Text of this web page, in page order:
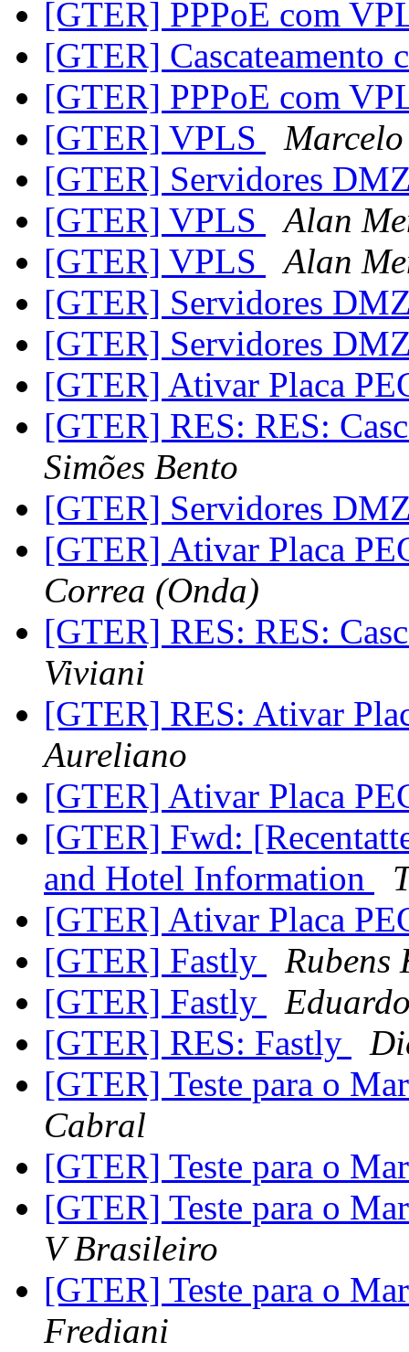
[GTER] PPPoE com
[GTER] Cascateamento
[GTER] PPPoE com
[GTER] VPLS
[GTER] Servidores
[GTER] VPLS
Alan
[GTER] VPLS
Alan
[GTER] Servidores
[GTER] Servidores
[GTER] Ativar Placa
[GTER] RES: RES:
Simões Bento
[GTER] Servidores
[GTER] Ativar Placa
Correa (Onda)
[GTER] RES: RES:
Viviani
[GTER] RES: Ativar
Aureliano
[GTER] Ativar Placa
[GTER] Fwd:
and Hotel Information
[GTER] Ativar Placa
[GTER] Fastly
Rubens
[GTER] Fastly
[GTER] RES: Fastly
[GTER] Teste para o
Cabral
[GTER] Teste para o
[GTER] Teste para o
V Brasileiro
[GTER] Teste para o
Frediani